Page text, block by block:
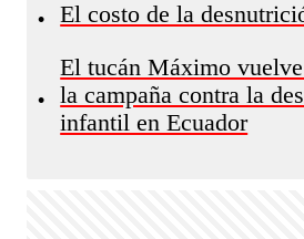
• El costo de la
•
El tucán Máximo
la campaña contra la
infantil en Ecuador